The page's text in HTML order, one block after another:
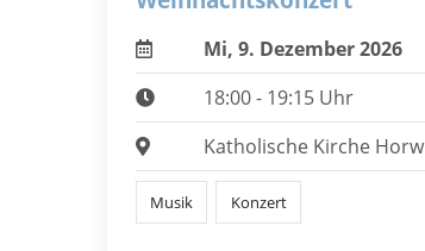
Mi, 9. Dezember 2026
18:00 - 19:15 Uhr
Katholische Kirche Horw
Musik Konzert